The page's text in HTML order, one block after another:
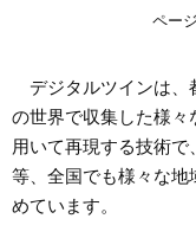
しごと・産業・観光
まちづくり
ペー
デジタルツインは、
の世界で収集した様々
用いて再現する技術
等、全国でも様々な
めています。